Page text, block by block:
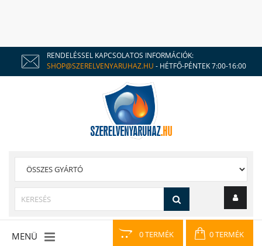
RENDELÉSSEL KAPCSOLATOS INFORMÁCIÓK:
SHOP@SZERELVENYARUHAZ.HU - HÉTFŐ-PÉNTEK 7:00-16:00
0 TERMÉK 0 TERMÉK
MENÜ